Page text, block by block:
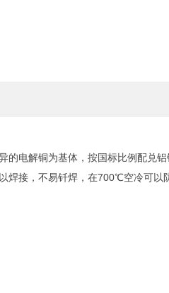
的电解铜为基体，按国标比例配兑铝
焊接，不易钎焊，在700℃空冷可以